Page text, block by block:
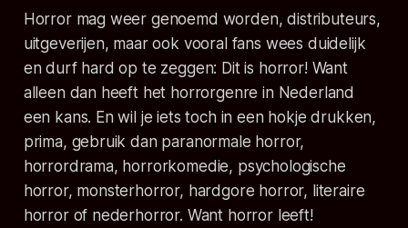
Horror mag weer genoemd worden, distributeurs,
uitgeverijen, maar ook vooral fans wees duidelijk
en durf hard op te zeggen: Dit is horror! Want
alleen dan heeft het horrorgenre in Nederland
een kans. En wil je iets toch in een hokje drukken,
prima, gebruik dan paranormale horror,
horrordrama, horrorkomedie, psychologische
horror, monsterhorror, hardgore horror, literaire
horror of nederhorror. Want horror leeft!